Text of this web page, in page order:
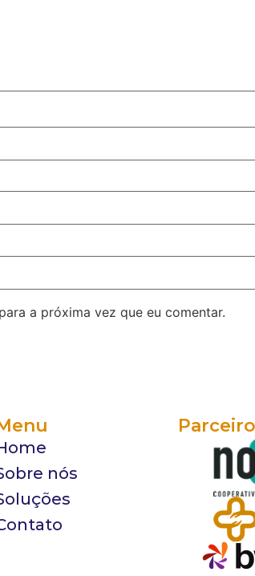
a próxima vez que eu comentar.
nós